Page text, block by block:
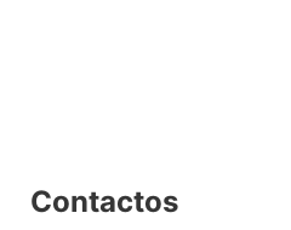
Contactos